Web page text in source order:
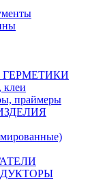
клеи
праймеры